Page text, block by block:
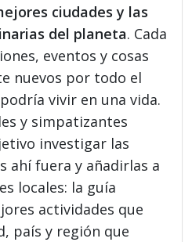
ciudades y las
del planeta. Cada
eventos y cosas
nuevos por todo el
vivir en una vida.
y simpatizantes
investigar las
ahí fuera y añadirlas a
locales: la guía
actividades que
país y región que